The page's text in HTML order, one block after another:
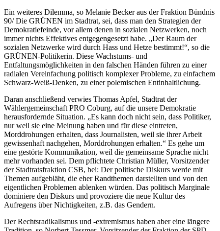
Ein weiteres Dilemma, so Melanie Becker aus der Fraktion Bündnis
90/ Die GRÜNEN im Stadtrat, sei, dass man den Strategien der
Demokratiefeinde, vor allem denen in sozialen Netzwerken, noch
immer nichts Effektives entgegengesetzt habe. „Der Raum der
sozialen Netzwerke wird durch Hass und Hetze bestimmt!“, so die
GRÜNEN-Politikerin. Diese Wachstums- und
Entfaltungsmöglichkeiten in den falschen Händen führen zu einer
radialen Vereinfachung politisch komplexer Probleme, zu einfachem
Schwarz-Weiß-Denken, zu einer polemischen Entinhaltlichung.
Daran anschließend verwies Thomas Apfel, Stadtrat der
Wählergemeinschaft PRO Coburg, auf die unsere Demokratie
herausfordernde Situation. „Es kann doch nicht sein, dass Politiker,
nur weil sie eine Meinung haben und für diese eintreten,
Morddrohungen erhalten, dass Journalisten, weil sie ihrer Arbeit
gewissenhaft nachgehen, Morddrohungen erhalten.“ Es gehe um
eine gestörte Kommunikation, weil die gemeinsame Sprache nicht
mehr vorhanden sei. Dem pflichtete Christian Müller, Vorsitzender
der Stadtratsfraktion CSB, bei: Der politische Diskurs werde mit
Themen aufgebläht, die eher Randthemen darstellten und von den
eigentlichen Problemen ablenken würden. Das politisch Marginale
dominiere den Diskurs und provoziere die neue Kultur des
Aufregens über Nichtigkeiten, z.B. das Gendern.
Der Rechtsradikalismus und -extremismus haben aber eine längere